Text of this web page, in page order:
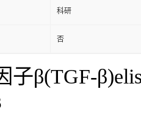
科研
否
子β(TGF-